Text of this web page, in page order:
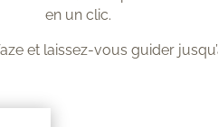
en un clic.
et laissez-vous guider